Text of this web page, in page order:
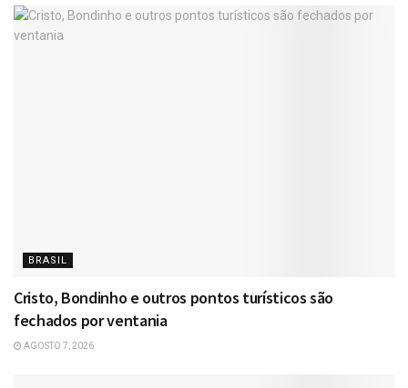
BRASIL
Cristo, Bondinho e outros pontos turísticos são
fechados por ventania
AGOSTO 7, 2026